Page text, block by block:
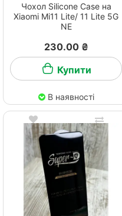
Чохол Silicone Case на
Xiaomi Mi11 Lite/ 11 Lite 5G
NE
230.00 ₴
Купити
В наявності